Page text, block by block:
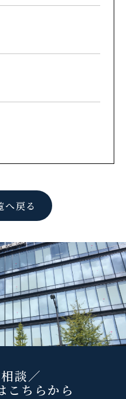
へ戻る
談／
こちらから